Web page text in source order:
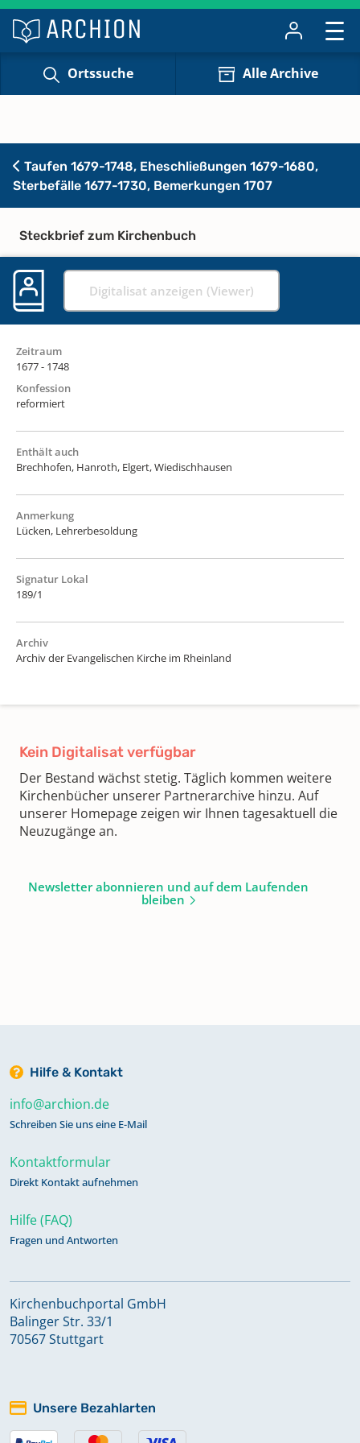
Ortssuche Alle Archive
Taufen 1679-1748, Eheschließungen 1679-1680,
Sterbefälle 1677-1730, Bemerkungen 1707
Steckbrief zum Kirchenbuch
Digitalisat anzeigen (Viewer)
Zeitraum
1677 - 1748
Konfession
reformiert
Enthält auch
Brechhofen, Hanroth, Elgert, Wiedischhausen
Anmerkung
Lücken, Lehrerbesoldung
Signatur Lokal
189/1
Archiv
Archiv der Evangelischen Kirche im Rheinland
Kein Digitalisat verfügbar
Der Bestand wächst stetig. Täglich kommen weitere
Kirchenbücher unserer Partnerarchive hinzu. Auf
unserer Homepage zeigen wir Ihnen tagesaktuell die
Neuzugänge an.
Newsletter abonnieren und auf dem Laufenden
bleiben
Hilfe & Kontakt
info@archion.de
Schreiben Sie uns eine E-Mail
Kontaktformular
Direkt Kontakt aufnehmen
Hilfe (FAQ)
Fragen und Antworten
Kirchenbuchportal GmbH
Balinger Str. 33/1
70567 Stuttgart
Unsere Bezahlarten